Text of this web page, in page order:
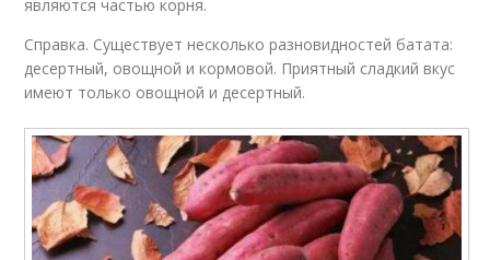
являются частью корня.
Справка. Существует несколько разновидностей батата:
десертный, овощной и кормовой. Приятный сладкий вкус
имеют только овощной и десертный.